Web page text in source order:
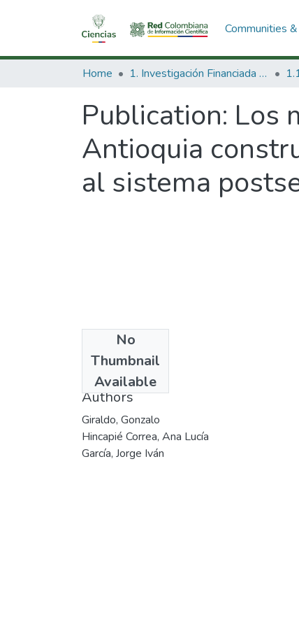
Communities
Home 1. Investigación Financiada con Recursos Públicos
Publication: Los
Antioquia
al sistema
No
Thumbnail
Available
1996
Authors
Giraldo, Gonzalo
Hincapié Correa, Ana Lucía
García, Jorge Iván